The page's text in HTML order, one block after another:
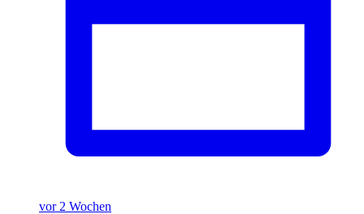
vor 2 Wochen